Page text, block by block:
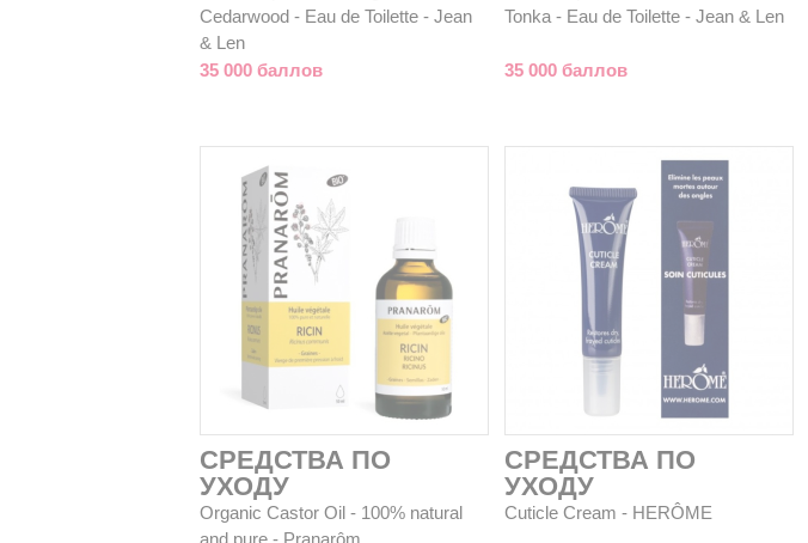
Cedarwood - Eau de Toilette - Jean
& Len
35 000 баллов
Tonka - Eau de Toilette - Jean & Len
35 000 баллов
СРЕДСТВА ПО
УХОДУ
Organic Castor Oil - 100% natural
and pure - Pranarôm
СРЕДСТВА ПО
УХОДУ
Cuticle Cream - HERÔME